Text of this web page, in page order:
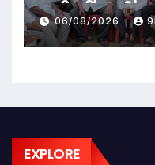
06/08/2026
EXPLORE